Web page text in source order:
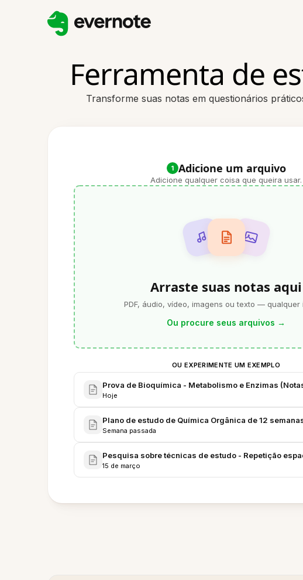
Ferramenta de
Transforme suas notas em questionários
1 Adicione um arquivo
Adicione qualquer coisa que queira usar.
Arraste suas notas aqui
PDF, áudio, vídeo, imagens ou texto — qualquer
Ou procure seus arquivos →
OU EXPERIMENTE UM EXEMPLO
Prova de Bioquímica - Metabolismo e Enzimas
Hoje
Plano de estudo de Química Orgânica de 12
Semana passada
Pesquisa sobre técnicas de estudo - Repetição
15 de março